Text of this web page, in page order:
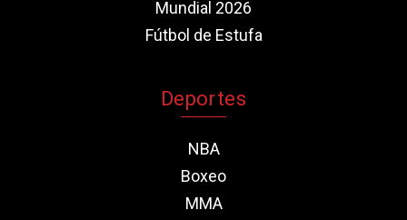
Mundial 2026
Fútbol de Estufa
Deportes
NBA
Boxeo
MMA